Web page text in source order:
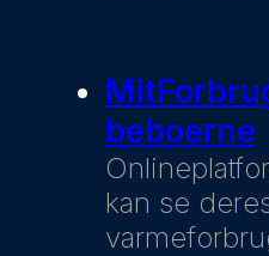
beboerne
kan se